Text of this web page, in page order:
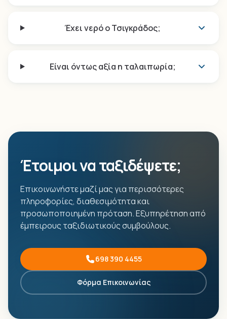
Έχει νερό ο Τσιγκράδος;
Είναι όντως αξία η ταλαιπωρία;
Έτοιμοι να ταξιδέψετε;
Επικοινωνήστε μαζί μας για περισσότερες
πληροφορίες, διαθεσιμότητα και
προσωποποιημένη πρόταση. Εξυπηρέτηση από
έμπειρους ταξιδιωτικούς συμβούλους.
698 390 4455
Φόρμα Επικοινωνίας